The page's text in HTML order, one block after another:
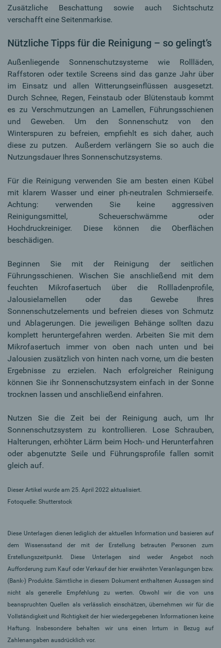
Zusätzliche Beschattung sowie auch Sichtschutz
verschafft eine Seitenmarkise.
Nützliche Tipps für die Reinigung – so gelingt’s
Außenliegende Sonnenschutzsysteme wie Rollläden,
Raffstoren oder textile Screens sind das ganze Jahr über
im Einsatz und allen Witterungseinflüssen ausgesetzt.
Durch Schnee, Regen, Feinstaub oder Blütenstaub kommt
es zu Verschmutzungen an Lamellen, Führungsschienen
und Geweben. Um den Sonnenschutz von den
Winterspuren zu befreien, empfiehlt es sich daher, auch
diese zu putzen. Außerdem verlängern Sie so auch die
Nutzungsdauer Ihres Sonnenschutzsystems.
Für die Reinigung verwenden Sie am besten einen Kübel
mit klarem Wasser und einer ph-neutralen Schmierseife.
Achtung: verwenden Sie keine aggressiven
Reinigungsmittel, Scheuerschwämme oder
Hochdruckreiniger. Diese können die Oberflächen
beschädigen.
Beginnen Sie mit der Reinigung der seitlichen
Führungsschienen. Wischen Sie anschließend mit dem
feuchten Mikrofasertuch über die Rollladenprofile,
Jalousielamellen oder das Gewebe Ihres
Sonnenschutzelements und befreien dieses von Schmutz
und Ablagerungen. Die jeweiligen Behänge sollten dazu
komplett heruntergefahren werden. Arbeiten Sie mit dem
Mikrofasertuch immer von oben nach unten und bei
Jalousien zusätzlich von hinten nach vorne, um die besten
Ergebnisse zu erzielen. Nach erfolgreicher Reinigung
können Sie ihr Sonnenschutzsystem einfach in der Sonne
trocknen lassen und anschließend einfahren.
Nutzen Sie die Zeit bei der Reinigung auch, um Ihr
Sonnenschutzsystem zu kontrollieren. Lose Schrauben,
Halterungen, erhöhter Lärm beim Hoch- und Herunterfahren
oder abgenutzte Seile und Führungsprofile fallen somit
gleich auf.
Dieser Artikel wurde am 25. April 2022 aktualisiert.
Fotoquelle: Shutterstock
Diese Unterlagen dienen lediglich der aktuellen Information und basieren auf
dem Wissensstand der mit der Erstellung betrauten Personen zum
Erstellungszeitpunkt. Diese Unterlagen sind weder Angebot noch
Aufforderung zum Kauf oder Verkauf der hier erwähnten Veranlagungen bzw.
(Bank-) Produkte. Sämtliche in diesem Dokument enthaltenen Aussagen sind
nicht als generelle Empfehlung zu werten. Obwohl wir die von uns
beanspruchten Quellen als verlässlich einschätzen, übernehmen wir für die
Vollständigkeit und Richtigkeit der hier wiedergegebenen Informationen keine
Haftung. Insbesondere behalten wir uns einen Irrtum in Bezug auf
Zahlenangaben ausdrücklich vor.